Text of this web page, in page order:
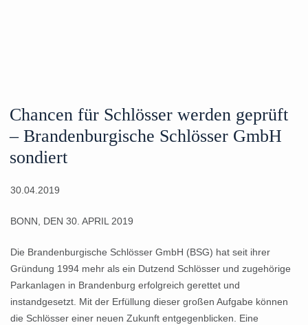
Chancen für Schlösser werden geprüft
– Brandenburgische Schlösser GmbH
sondiert
30.04.2019
BONN, DEN 30. APRIL 2019
Die Brandenburgische Schlösser GmbH (BSG) hat seit ihrer
Gründung 1994 mehr als ein Dutzend Schlösser und zugehörige
Parkanlagen in Brandenburg erfolgreich gerettet und
instandgesetzt. Mit der Erfüllung dieser großen Aufgabe können
die Schlösser einer neuen Zukunft entgegenblicken. Eine